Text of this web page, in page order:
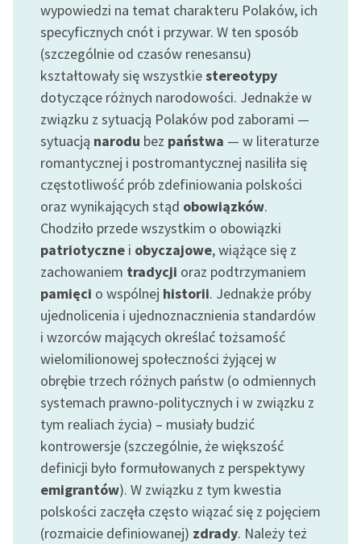
wypowiedzi na temat charakteru Polaków, ich
specyficznych cnót i przywar. W ten sposób
(szczególnie od czasów renesansu)
kształtowały się wszystkiestereotypy
dotyczące różnych narodowości. Jednakże w
związku z sytuacją Polaków pod zaborami —
sytuacją narodu bez państwa — w literaturze
romantycznej i postromantycznej nasiliła się
częstotliwość prób zdefiniowania polskości
oraz wynikających stąd obowiązków.
Chodziło przede wszystkim o obowiązki
patriotyczne i obyczajowe, wiążące się z
zachowaniem tradycji oraz podtrzymaniem
pamięci o wspólnej historii. Jednakże próby
ujednolicenia i ujednoznacznienia standardów
i wzorców mających określać tożsamość
wielomilionowej społeczności żyjącej w
obrębie trzech różnych państw (o odmiennych
systemach prawno-politycznych i w związku z
tym realiach życia) – musiały budzić
kontrowersje (szczególnie, że większość
definicji było formułowanych z perspektywy
emigrantów). W związku z tym kwestia
polskości zaczęła często wiązać się z pojęciem
(rozmaicie definiowanej) zdrady. Należy też